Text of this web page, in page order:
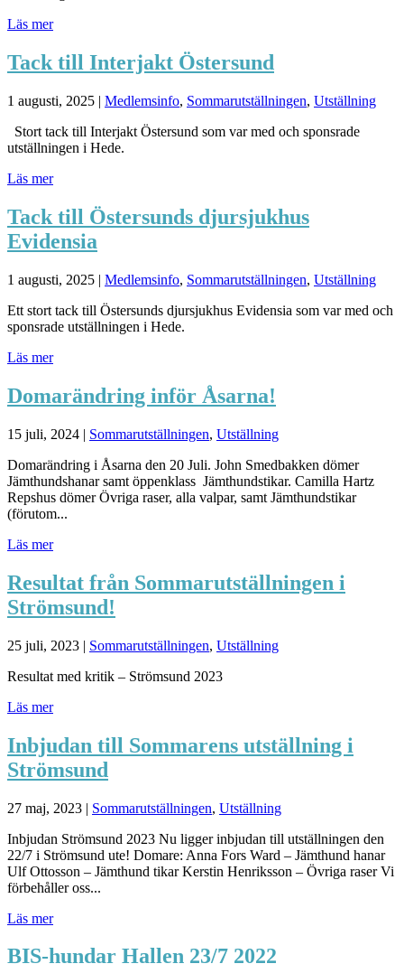
Läs mer
Tack till Interjakt Östersund
1 augusti, 2025 | Medlemsinfo, Sommarutställningen, Utställning
Stort tack till Interjakt Östersund som var med och sponsrade
utställningen i Hede.
Läs mer
Tack till Östersunds djursjukhus
Evidensia
1 augusti, 2025 | Medlemsinfo, Sommarutställningen, Utställning
Ett stort tack till Östersunds djursjukhus Evidensia som var med och
sponsrade utställningen i Hede.
Läs mer
Domarändring inför Åsarna!
15 juli, 2024 | Sommarutställningen, Utställning
Domarändring i Åsarna den 20 Juli. John Smedbakken dömer
Jämthundshanar samt öppenklass Jämthundstikar. Camilla Hartz
Repshus dömer Övriga raser, alla valpar, samt Jämthundstikar
(förutom...
Läs mer
Resultat från Sommarutställningen i
Strömsund!
25 juli, 2023 | Sommarutställningen, Utställning
Resultat med kritik – Strömsund 2023
Läs mer
Inbjudan till Sommarens utställning i
Strömsund
27 maj, 2023 | Sommarutställningen, Utställning
Inbjudan Strömsund 2023 Nu ligger inbjudan till utställningen den
22/7 i Strömsund ute! Domare: Anna Fors Ward – Jämthund hanar
Ulf Ottosson – Jämthund tikar Kerstin Henriksson – Övriga raser Vi
förbehåller oss...
Läs mer
BIS-hundar Hallen 23/7 2022